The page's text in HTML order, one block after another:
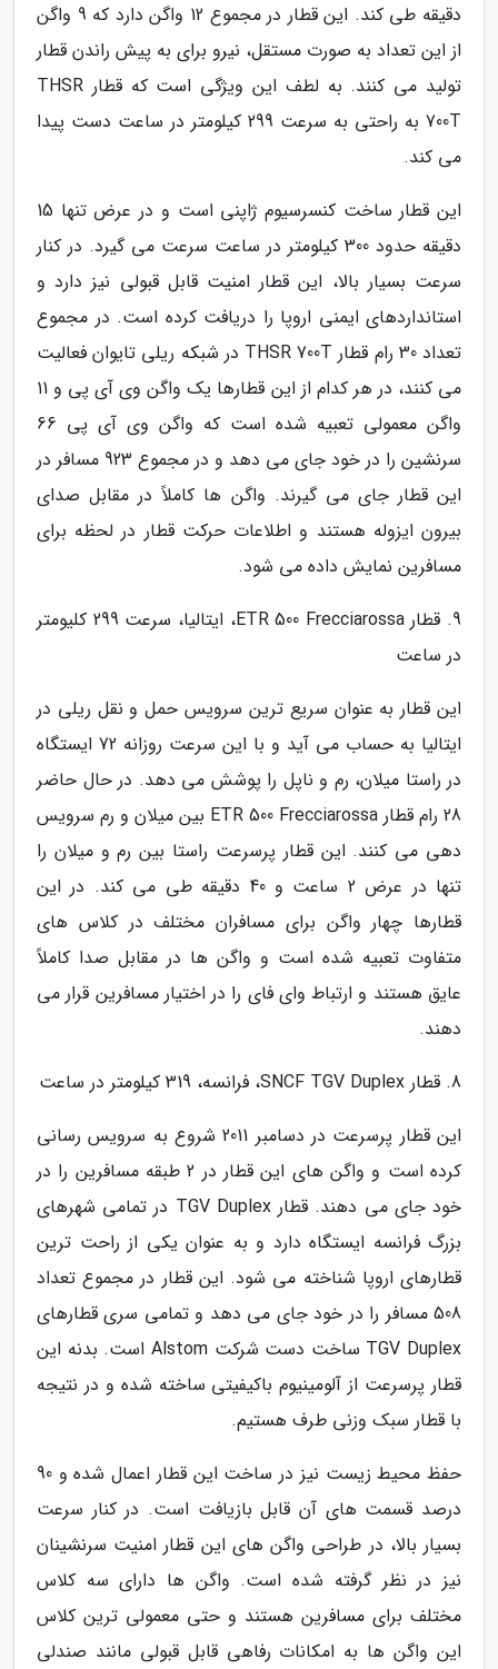
دقیقه طی کند. این قطار در مجموع 12 واگن دارد که 9 واگن
از این تعداد به صورت مستقل، نیرو برای به پیش راندن قطار
تولید می کنند. به لطف این ویژگی است که قطار THSR
700T به راحتی به سرعت 299 کیلومتر در ساعت دست پیدا
می کند.
این قطار ساخت کنسرسیوم ژاپنی است و در عرض تنها 15
دقیقه حدود 300 کیلومتر در ساعت سرعت می گیرد. در کنار
سرعت بسیار بالا، این قطار امنیت قابل قبولی نیز دارد و
استانداردهای ایمنی اروپا را دریافت کرده است. در مجموع
تعداد 30 رام قطار THSR 700T در شبکه ریلی تایوان فعالیت
می کنند، در هر کدام از این قطارها یک واگن وی آی پی و 11
واگن معمولی تعبیه شده است که واگن وی آی پی 66
سرنشین را در خود جای می دهد و در مجموع 923 مسافر در
این قطار جای می گیرند. واگن ها کاملاً در مقابل صدای
بیرون ایزوله هستند و اطلاعات حرکت قطار در لحظه برای
مسافرین نمایش داده می شود.
9. قطار ETR 500 Frecciarossa، ایتالیا، سرعت 299 کلیومتر
در ساعت
این قطار به عنوان سریع ترین سرویس حمل و نقل ریلی در
ایتالیا به حساب می آید و با این سرعت روزانه 72 ایستگاه
در راستا میلان، رم و ناپل را پوشش می دهد. در حال حاضر
28 رام قطار ETR 500 Frecciarossa بین میلان و رم سرویس
دهی می کنند. این قطار پرسرعت راستا بین رم و میلان را
تنها در عرض 2 ساعت و 40 دقیقه طی می کند. در این
قطارها چهار واگن برای مسافران مختلف در کلاس های
متفاوت تعبیه شده است و واگن ها در مقابل صدا کاملاً
عایق هستند و ارتباط وای فای را در اختیار مسافرین قرار می
دهند.
8. قطار SNCF TGV Duplex، فرانسه، 319 کیلومتر در ساعت
این قطار پرسرعت در دسامبر 2011 شروع به سرویس رسانی
کرده است و واگن های این قطار در 2 طبقه مسافرین را در
خود جای می دهند. قطار TGV Duplex در تمامی شهرهای
بزرگ فرانسه ایستگاه دارد و به عنوان یکی از راحت ترین
قطارهای اروپا شناخته می شود. این قطار در مجموع تعداد
508 مسافر را در خود جای می دهد و تمامی سری قطارهای
TGV Duplex ساخت دست شرکت Alstom است. بدنه این
قطار پرسرعت از آلومینیوم باکیفیتی ساخته شده و در نتیجه
با قطار سبک وزنی طرف هستیم.
حفظ محیط زیست نیز در ساخت این قطار اعمال شده و 90
درصد قسمت های آن قابل بازیافت است. در کنار سرعت
بسیار بالا، در طراحی واگن های این قطار امنیت سرنشینان
نیز در نظر گرفته شده است. واگن ها دارای سه کلاس
مختلف برای مسافرین هستند و حتی معمولی ترین کلاس
این واگن ها به امکانات رفاهی قابل قبولی مانند صندلی